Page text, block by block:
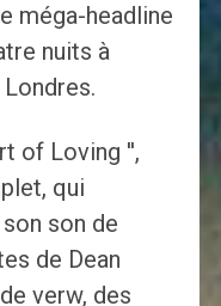
méga-headline
nuits à
of Loving '',
qui
son de
de Dean
verw, des